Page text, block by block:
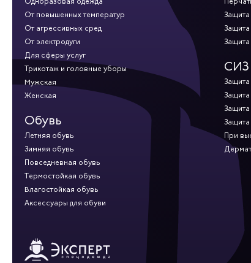
От повышенных температур
От агрессивных сред
От электродуги
Для сферы услуг
Трикотаж и головные уборы
Мужская
Женская
Обувь
Летняя обувь
Зимняя обувь
Повседневная обувь
Термостойкая обувь
Влагостойкая обувь
Аксессуары для обуви
Защита
СИЗ
Защита
При